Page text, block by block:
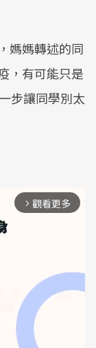
媽媽轉述的同
，有可能只是
步讓同學別太
arrow_forward_ios 觀看更多